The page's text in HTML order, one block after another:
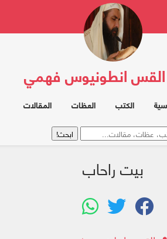
انطونيوس فهمي
الكتب العظات المقالات
بيت راحاب